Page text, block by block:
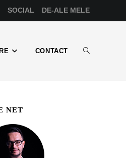
SOCIAL DE-ALE MELE
CONTACT
NET